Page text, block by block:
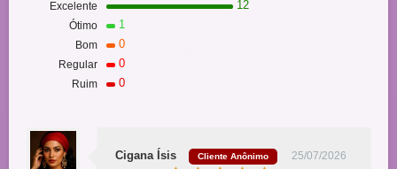
Excelente 12
Ótimo 1
Bom 0
Regular 0
Ruim 0
Cigana Ísis Cliente Anônimo
25/07/2026